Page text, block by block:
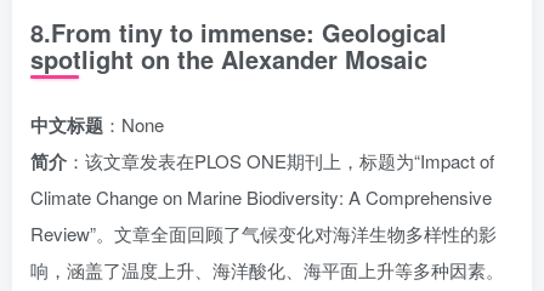
8.From tiny to immense: Geological
spotlight on the Alexander Mosaic
中文标题 ：None
简介 ：该文章发表在PLOS ONE期刊上，标题为“Impact of
Climate Change on Marine Biodiversity: A Comprehensive
Review”。文章全面回顾了气候变化对海洋生物多样性的影
响，涵盖了温度上升、海洋酸化、海平面上升等多种因素。